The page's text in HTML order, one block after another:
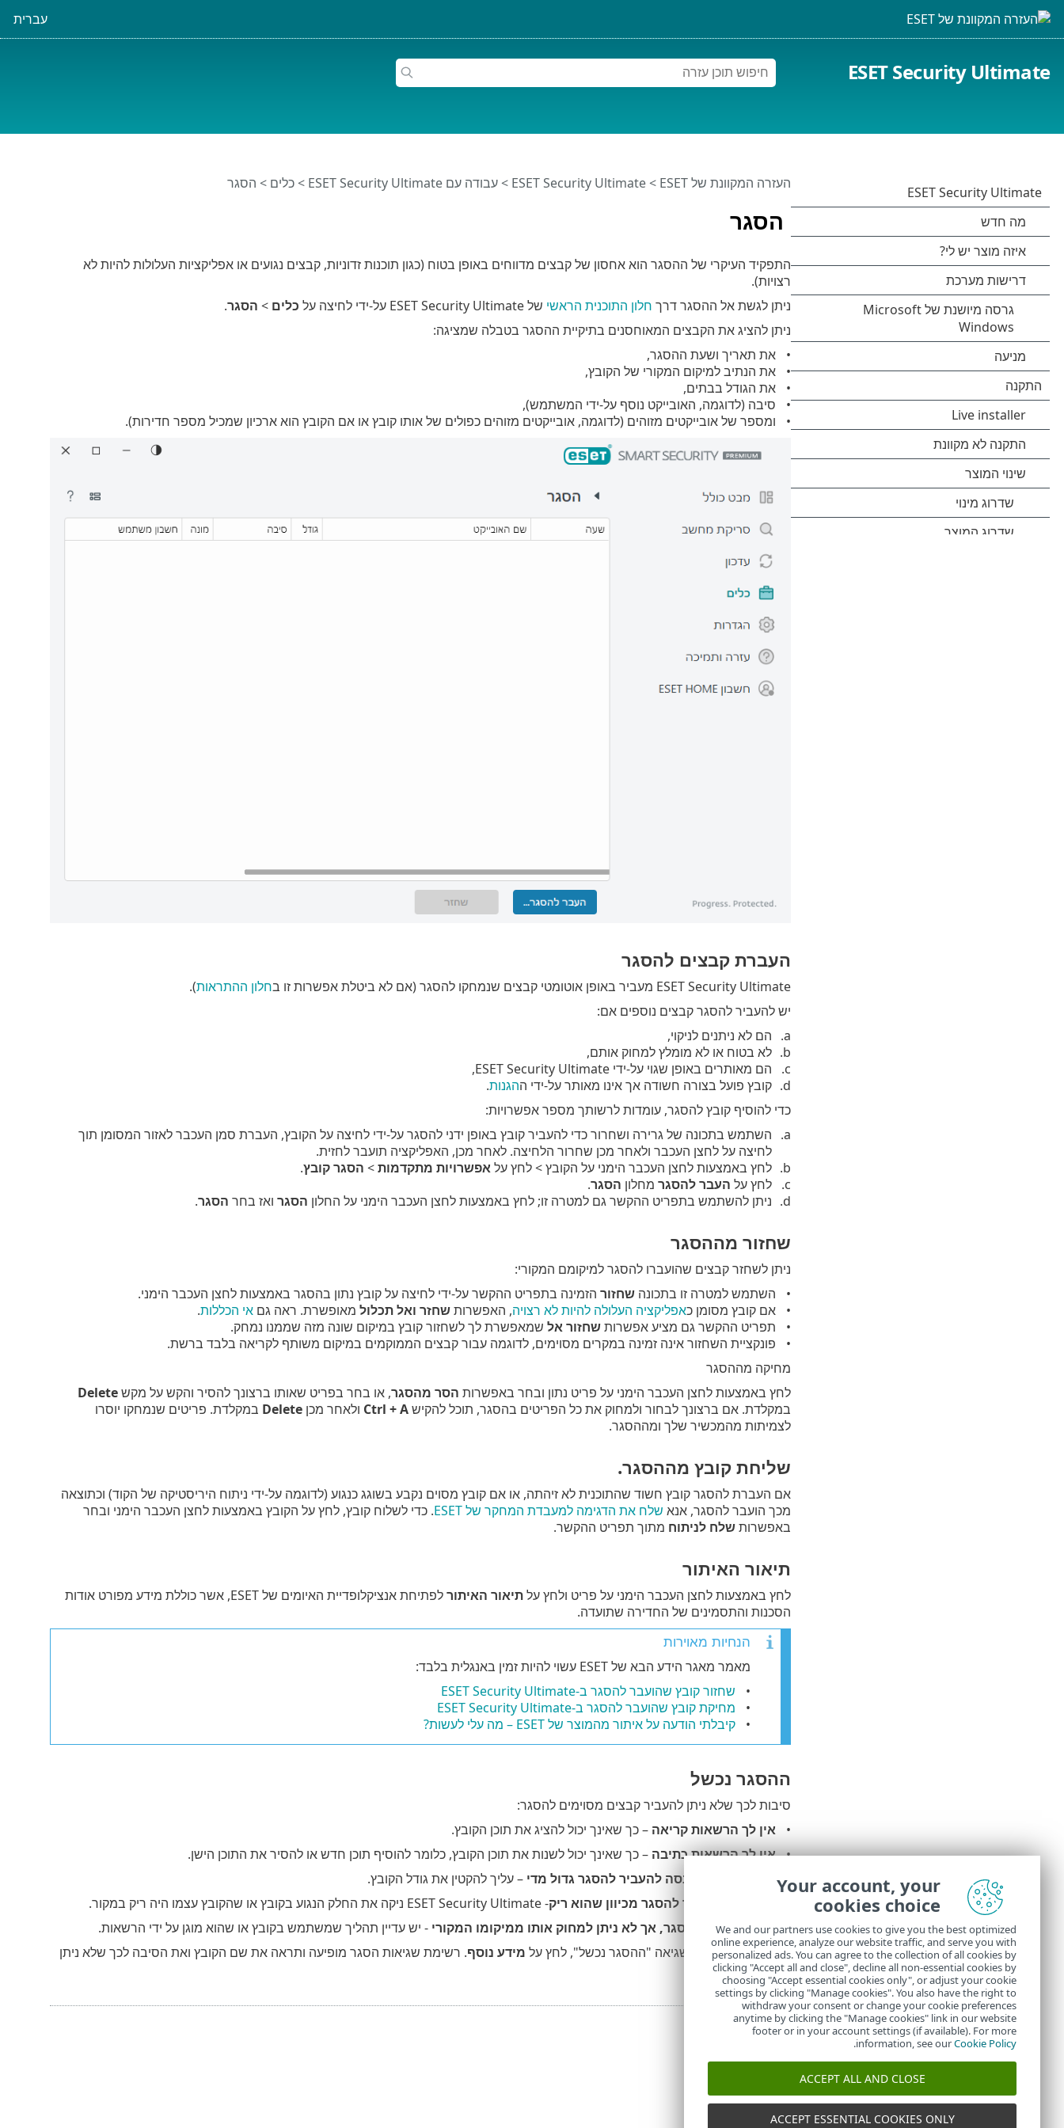
עברית
ESET Security Ultimate
הסגר
העזרה המקוונת של ESET >
ESET Security Ultimate
>עבודה עם ESET Security Ultimate >כלים > הסגר
התפקיד העיקרי של ההסגר הוא אחסון של קבצים מדווחים באופן בטוח (כגון תוכנות זדוניות, קבצים נגועים או אפליקציות העלולות להיות לא
רצויות).
ניתן לגשת אל ההסגר דרך חלון התוכנית הראשי של ESET Security Ultimate על-ידי לחיצה על כלים > הסגר.
ניתן להציג את הקבצים המאוחסנים בתיקיית ההסגר בטבלה שמציגה:
את תאריך ושעת ההסגר,
את הנתיב למיקום המקורי של הקובץ,
את הגודל בבתים,
סיבה (לדוגמה, האובייקט נוסף על-ידי המשתמש),
ומספר של אובייקטים מזוהים (לדוגמה, אובייקטים מזוהים כפולים של אותו קובץ או אם הקובץ הוא ארכיון שמכיל מספר חדירות).
העברת קבצים להסגר
ESET Security Ultimate מעביר באופן אוטומטי קבצים שנמחקו להסגר (אם לא ביטלת אפשרות זו ב חלון ההתראות).
יש להעביר להסגר קבצים נוספים אם:
הם לא ניתנים לניקוי,
לא בטוח או לא מומלץ למחוק אותם,
הם מאותרים באופן שגוי על-ידי ESET Security Ultimate,
קובץ פועל בצורה חשודה אך אינו מאותר על-ידי ההגנות.
כדי להוסיף קובץ להסגר, עומדות לרשותך מספר אפשרויות:
השתמש בתכונה של גרירה ושחרור כדי להעביר קובץ באופן ידני להסגר על-ידי לחיצה על הקובץ, העברת סמן העכבר לאזור המסומן תוך
לחיצה על לחצן העכבר ולאחר מכן שחרור הלחיצה. לאחר מכן, האפליקציה תועבר לחזית.
לחץ באמצעות לחצן העכבר הימני על הקובץ > לחץ עלאפשרויות מתקדמות> הסגר קובץ.
לחץ על העבר להסגרמחלון הסגר.
ניתן להשתמש בתפריט ההקשר גם למטרה זו; לחץ באמצעות לחצן העכבר הימני על החלון הסגרואז בחר הסגר.
שחזור מההסגר
ניתן לשחזר קבצים שהועברו להסגר למיקומם המקורי:
השתמש למטרה זו בתכונה שחזורהזמינה בתפריט ההקשר על-ידי לחיצה על קובץ נתון בהסגר באמצעות לחצן העכבר הימני.
אם קובץ מסומן כאפליקציה העלולה להיות לא רצויה, האפשרותשחזר ואל תכלולמאופשרת. ראה גם אי הכללות.
תפריט ההקשר גם מציע אפשרותשחזור אלשמאפשרת לך לשחזור קובץ במיקום שונה מזה שממנו נמחק.
פונקציית השחזור אינה זמינה במקרים מסוימים, לדוגמה עבור קבצים הממוקמים במיקום משותף לקריאה בלבד ברשת.
מחיקה מההסגר
לחץ באמצעות לחצן העכבר הימני על פריט נתון ובחר באפשרות הסר מהסגר, או בחר בפריט שאותו ברצונך להסיר והקש על מקשDelete
במקלדת. אם ברצונך לבחור ולמחוק את כל הפריטים בהסגר, תוכל להקישCtrl + A ולאחר מכן Delete במקלדת. פריטים שנמחקו יוסרו
לצמיתות מהמכשיר שלך ומההסגר.
שליחת קובץ מההסגר.
אם העברת להסגר קובץ חשוד שהתוכנית לא זיהתה, או אם קובץ מסוים נקבע בשוגג כנגוע (לדוגמה על-ידי ניתוח היריסטיקה של הקוד) וכתוצאה
מכך הועבר להסגר, אנא שלח את הדגימה למעבדת המחקר של ESET
. כדי לשלוח קובץ, לחץ על הקובץ באמצעות לחצן העכבר הימני ובחר
באפשרותשלח לניתוח מתוך תפריט ההקשר.
תיאור האיתור
לחץ באמצעות לחצן העכבר הימני על פריט ולחץ עלתיאור האיתור
לפתיחת אנציקלופדיית האיומים של ESET, אשר כוללת מידע מפורט אודות
הסכנות והתסמינים של החדירה שתועדה.
הנחיות מאוירות
מאמר מאגר הידע הבא של ESET עשוי להיות זמין באנגלית בלבד:
שחזור קובץ שהועבר להסגר ב-ESET Security Ultimate
מחיקת קובץ שהועבר להסגר ב-ESET Security Ultimate
קיבלתי הודעה על איתור מהמוצר של ESET – מה עלי לעשות?
ההסגר נכשל
סיבות לכך שלא ניתן להעביר קבצים מסוימים להסגר:
אין לך הרשאות קריאה – כך שאינך יכול להציג את תוכן הקובץ.
אין לך הרשאות כתיבה – כך שאינך יכול לשנות את תוכן הקובץ, כלומר להוסיף תוכן חדש או להסיר את התוכן הישן.
הקובץ שאתה מנסה להעביר להסגר גדול מדי – עליך להקטין את גודל הקובץ.
הקובץ לא הועבר להסגר מכיוון שהוא ריק- ESET Security Ultimate ניקה את החלק הנגוע בקובץ או שהקובץ עצמו היה ריק במקור.
הקובץ נמצא בהסגר, אך לא ניתן למחוק אותו ממיקומו המקורי - יש עדיין תהליך שמשתמש בקובץ או שהוא מוגן על ידי הרשאות.
כשמופיעה הודעת השגיאה "ההסגר נכשל", לחץ על מידע נוסף. רשימת שגיאות הסגר מופיעה ותראה את שם הקובץ ואת הסיבה לכך שלא ניתן
להעבירו להסגר.
Your account, your
cookies choice
We and our partners use cookies to give you the best optimized
online experience, analyze our website traffic, and serve you with
personalized ads. You can agree to the collection of all cookies by
clicking "Accept all and close", decline all non-essential cookies by
choosing "Accept essential cookies only", or adjust your cookie
settings by clicking "Manage cookies". You also have the right to
withdraw your consent or change your cookie preferences
anytime by clicking the "Manage cookies" link in our website
footer or in your account settings (if available). For more
information, see ourCookie Policy
.
ACCEPT ALL AND CLOSE
ACCEPT ESSENTIAL COOKIES ONLY